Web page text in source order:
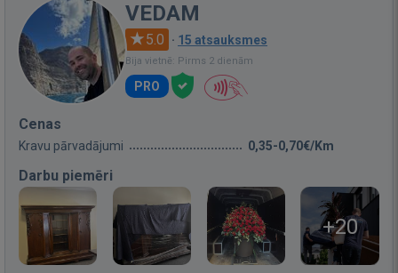
VEDAM
5.0 · 15 atsauksmes
Bija vietnē: Pirms 2 dienām
PRO
Cenas
Kravu pārvadājumi 0,35-0,70€/Km
Darbu piemēri
+20